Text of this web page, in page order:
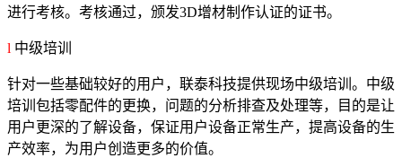
进行考核。考核通过，颁发3D增材制作认证的证书。
l 中级培训
针对一些基础较好的用户，联泰科技提供现场中级培训。中级
培训包括零配件的更换，问题的分析排查及处理等，目的是让
用户更深的了解设备，保证用户设备正常生产，提高设备的生
产效率，为用户创造更多的价值。